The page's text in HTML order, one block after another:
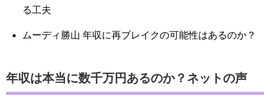
る工夫
ムーディ勝山 年収に再ブレイクの可能性はあるのか？
年収は本当に数千万円あるのか？ネットの声